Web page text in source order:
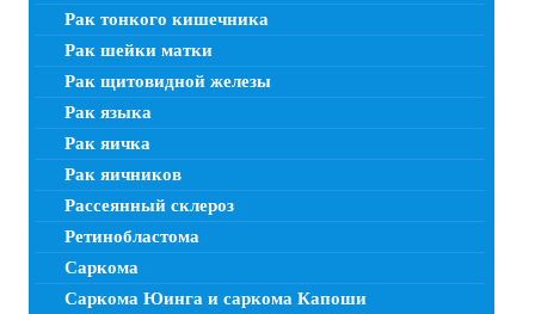
Рак тонкого кишечника
Рак шейки матки
Рак щитовидной железы
Рак языка
Рак яичка
Рак яичников
Рассеянный склероз
Ретинобластома
Саркома
Саркома Юинга и саркома Капоши